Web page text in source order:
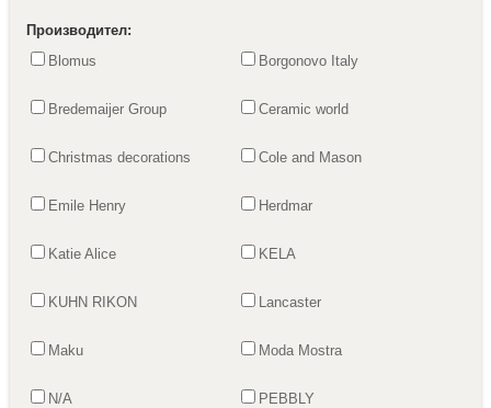
Производител:
Blomus
Borgonovo Italy
Bredemaijer Group Ceramic world
Christmas decorations Cole and Mason
Emile Henry Herdmar
Katie Alice KELA
KUHN RIKON Lancaster
Maku Moda Mostra
N/A PEBBLY